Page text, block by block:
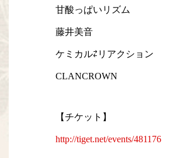
甘酸っぱいリズム
藤井美音
ケミカル⇄リアクション
CLANCROWN
【チケット】
http://tiget.net/events/481176